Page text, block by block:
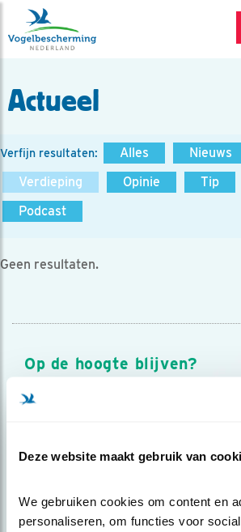
Deze website maakt gebruik van
We gebruiken cookies om content en
personaliseren, om functies voor
Actueel
Verfijn resultaten: Alles Nieuws
Verdieping
Opinie Tip
Podcast
Geen resultaten.
Op de hoogte blijven?
Meld je aan en ontvang nieuws,
over vogels en activiteiten van